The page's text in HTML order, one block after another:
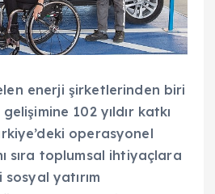
enerji şirketlerinden biri
102 yıldır katkı
operasyonel
sıra toplumsal ihtiyaçlara
yatırım